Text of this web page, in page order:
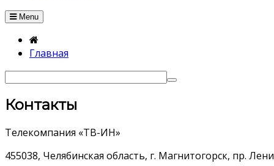
Menu
Главная
Контакты
Телекомпания «ТВ-ИН»
455038, Челябинская область, г. Магнитогорск, пр.